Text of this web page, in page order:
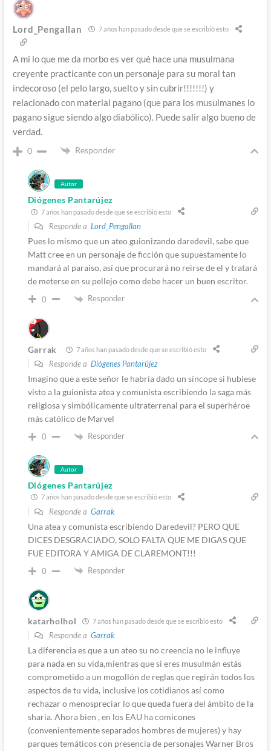
Lord_Pengallan 7 años han pasado desde que se escribió esto
A mi lo que me da morbo es ver qué hace una musulmana
creyente practicante con un personaje para su moral tan
indecoroso (el pelo largo, suelto y sin cubrir!!!!!!!) y
relacionado con material pagano (que para los musulmanes lo
pagano sigue siendo algo diabólico). Puede salir algo bueno de
verdad.
0 Responder
Autor
Diógenes Pantarújez
7 años han pasado desde que se escribió esto
Responde a Lord_Pengallan
Pues lo mismo que un ateo guionizando daredevil, sabe que
Matt cree en un personaje de ficción que supuestamente lo
mandará al paraiso, así que procurará no reirse de el y tratará
de meterse en su pellejo como debe hacer un buen escritor.
0 Responder
Garrak 7 años han pasado desde que se escribió esto
Responde a Diógenes Pantarújez
Imagino que a este señor le habría dado un síncope si hubiese
visto a la guionista atea y comunista escribiendo la saga más
religiosa y simbólicamente ultraterrenal para el superhéroe
más católico de Marvel
0 Responder
Autor
Diógenes Pantarújez
7 años han pasado desde que se escribió esto
Responde a Garrak
Una atea y comunista escribiendo Daredevil? PERO QUE
DICES DESGRACIADO, SOLO FALTA QUE ME DIGAS QUE
FUE EDITORA Y AMIGA DE CLAREMONT!!!
0 Responder
katarholhol 7 años han pasado desde que se escribió esto
Responde a Garrak
La diferencia es que a un ateo su no creencia no le influye
para nada en su vida,mientras que si eres musulmán estás
comprometido a un mogollón de reglas que regirán todos los
aspectos de tu vida, inclusive los cotidianos así como
rechazar o menospreciar lo que queda fuera del ámbito de la
sharia. Ahora bien , en los EAU ha comicones
(convenientemente separados hombres de mujeres) y hay
parques temáticos con presencia de personajes Warner Bros